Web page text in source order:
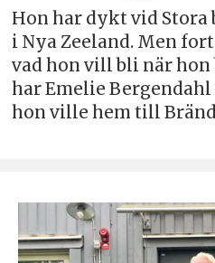
Hon har dykt vid
i Nya Zeeland. Men
vad hon vill bli när
har Emelie
hon ville hem till